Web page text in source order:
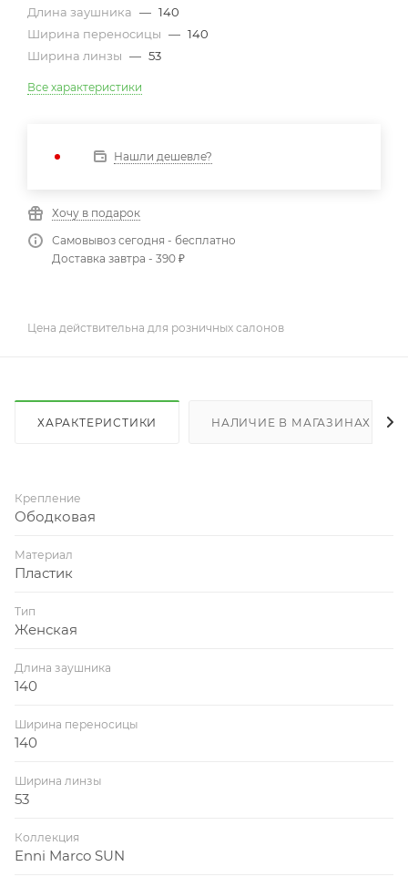
Длина заушника — 140
Ширина переносицы — 140
Ширина линзы — 53
Все характеристики
Нашли дешевле?
Хочу в подарок
Самовывоз сегодня - бесплатно
Доставка завтра - 390 ₽
Цена действительна для розничных салонов
ХАРАКТЕРИСТИКИ НАЛИЧИЕ В МАГАЗИНАХ
Крепление
Ободковая
Материал
Пластик
Тип
Женская
Длина заушника
140
Ширина переносицы
140
Ширина линзы
53
Коллекция
Enni Marco SUN